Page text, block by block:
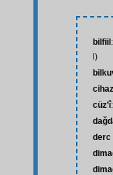
bilfiil
l)
cüz’î
derc